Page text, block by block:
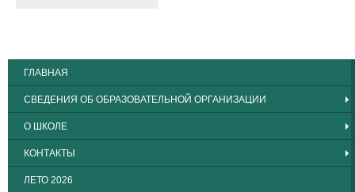
ГЛАВНАЯ
СВЕДЕНИЯ ОБ ОБРАЗОВАТЕЛЬНОЙ ОРГАНИЗАЦИИ
О ШКОЛЕ
КОНТАКТЫ
ЛЕТО 2026